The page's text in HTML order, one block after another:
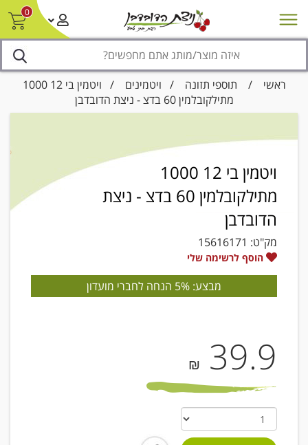
0
מבצעים סניפים צור קשר/ביטול הזמנה
ראשי / תוספי תזונה / ויטמינים
/ ויטמין בי 12 1000
מתילקובלמין 60 בדצ - ניצת הדובדבן
ויטמין בי 12 1000
מתילקובלמין 60 בדצ - ניצת
הדובדבן
מק"ט: 15616171
הוסף לרשימה שלי
מבצע: 5% הנחה לחברי מועדון
39.9
₪